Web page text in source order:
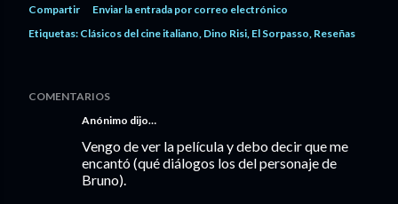
Compartir
Enviar la entrada por correo electrónico
Etiquetas: Clásicos del cine italiano Dino Risi El Sorpasso Reseñas
COMENTARIOS
Anónimo dijo…
Vengo de ver la película y debo decir que me
encantó (qué diálogos los del personaje de
Bruno).